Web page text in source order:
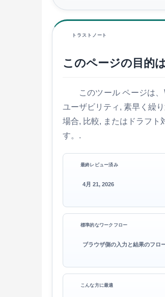
トラストノート
このページの目的
このツール ページは
ユーザビリティ, 素早く繰
場合, 比較, またはドラフト
す。.
最終レビュー済み
4月 21, 2026
標準的なワークフロー
ブラウザ側の入力と結果のフロ
こんな方に最適